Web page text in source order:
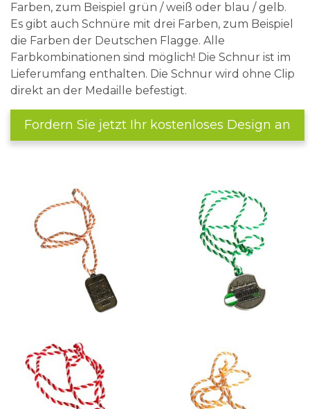
Farben, zum Beispiel grün / weiß oder blau / gelb.
Es gibt auch Schnüre mit drei Farben, zum Beispiel
die Farben der Deutschen Flagge. Alle
Farbkombinationen sind möglich! Die Schnur ist im
Lieferumfang enthalten. Die Schnur wird ohne Clip
direkt an der Medaille befestigt.
Fordern Sie jetzt Ihr kostenloses Design an